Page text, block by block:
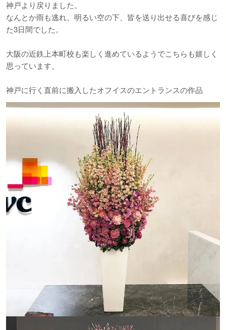
神戸より戻りました。
なんとか雨も逃れ、明るい空の下、皆を送り出せる喜びを感じ
た3日間でした。
大阪の近鉄上本町校も楽しく進めているようでこちらも嬉しく
思っています。
神戸に行く直前に搬入したオフイスのエントランスの作品